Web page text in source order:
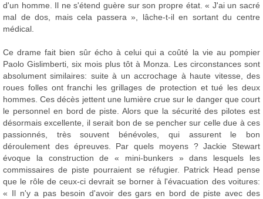
d'un homme. Il ne s'étend guère sur son propre état. « J'ai un sacré
mal de dos, mais cela passera », lâche-t-il en sortant du centre
médical.
Ce drame fait bien sûr écho à celui qui a coûté la vie au pompier
Paolo Gislimberti, six mois plus tôt à Monza. Les circonstances sont
absolument similaires: suite à un accrochage à haute vitesse, des
roues folles ont franchi les grillages de protection et tué les deux
hommes. Ces décès jettent une lumière crue sur le danger que court
le personnel en bord de piste. Alors que la sécurité des pilotes est
désormais excellente, il serait bon de se pencher sur celle due à ces
passionnés, très souvent bénévoles, qui assurent le bon
déroulement des épreuves. Par quels moyens ? Jackie Stewart
évoque la construction de « mini-bunkers » dans lesquels les
commissaires de piste pourraient se réfugier. Patrick Head pense
que le rôle de ceux-ci devrait se borner à l'évacuation des voitures:
« Il n'y a pas besoin d'avoir des gars en bord de piste avec des